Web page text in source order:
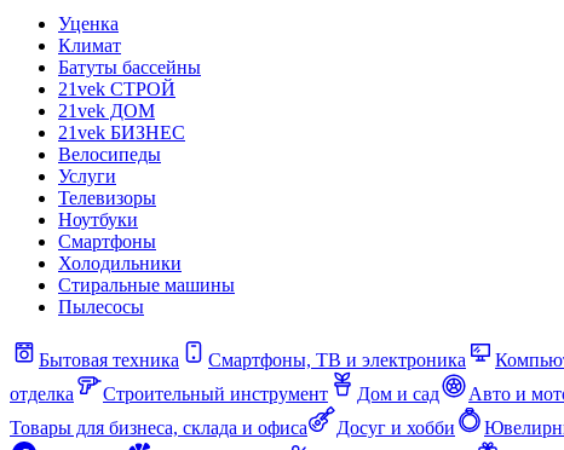
Уценка
Климат
Батуты бассейны
21vek СТРОЙ
21vek ДОМ
21vek БИЗНЕС
Велосипеды
Услуги
Телевизоры
Ноутбуки
Смартфоны
Холодильники
Стиральные машины
Пылесосы
Бытовая техника Смартфоны, ТВ и электроника
отделка
Строительный инструмент Дом и сад Авто и
Товары для бизнеса, склада и офиса
Досуг и хобби